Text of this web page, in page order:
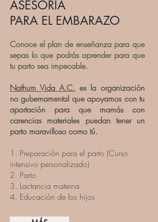
ASESORÍA
PARA EL EMBARAZO
Conoce el plan de enseñanza para que
sepas lo que podrás aprender para que
tu parto sea impecable.
Nathum Vida A.C. es la organización
no gubernamental que apoyamos con tu
aportación para que mamás con
carencias materiales puedan tener un
parto maravilloso como tú.
1. Preparación para el parto (Curso
intensivo personalizado)
2. Parto
3. Lactancia materna
4. Educación de los hijos